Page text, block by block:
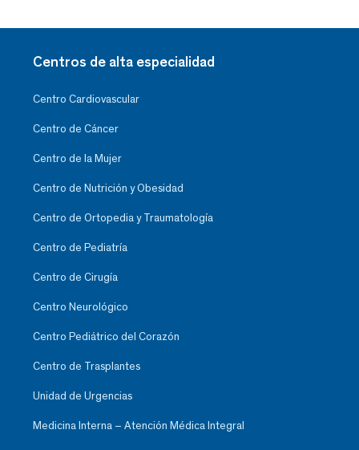
Centros de alta especialidad
Centro Cardiovascular
Centro de Cáncer
Centro de la Mujer
Centro de Nutrición y Obesidad
Centro de Ortopedia y Traumatología
Centro de Pediatría
Centro de Cirugía
Centro Neurológico
Centro Pediátrico del Corazón
Centro de Trasplantes
Unidad de Urgencias
Medicina Interna – Atención Médica Integral